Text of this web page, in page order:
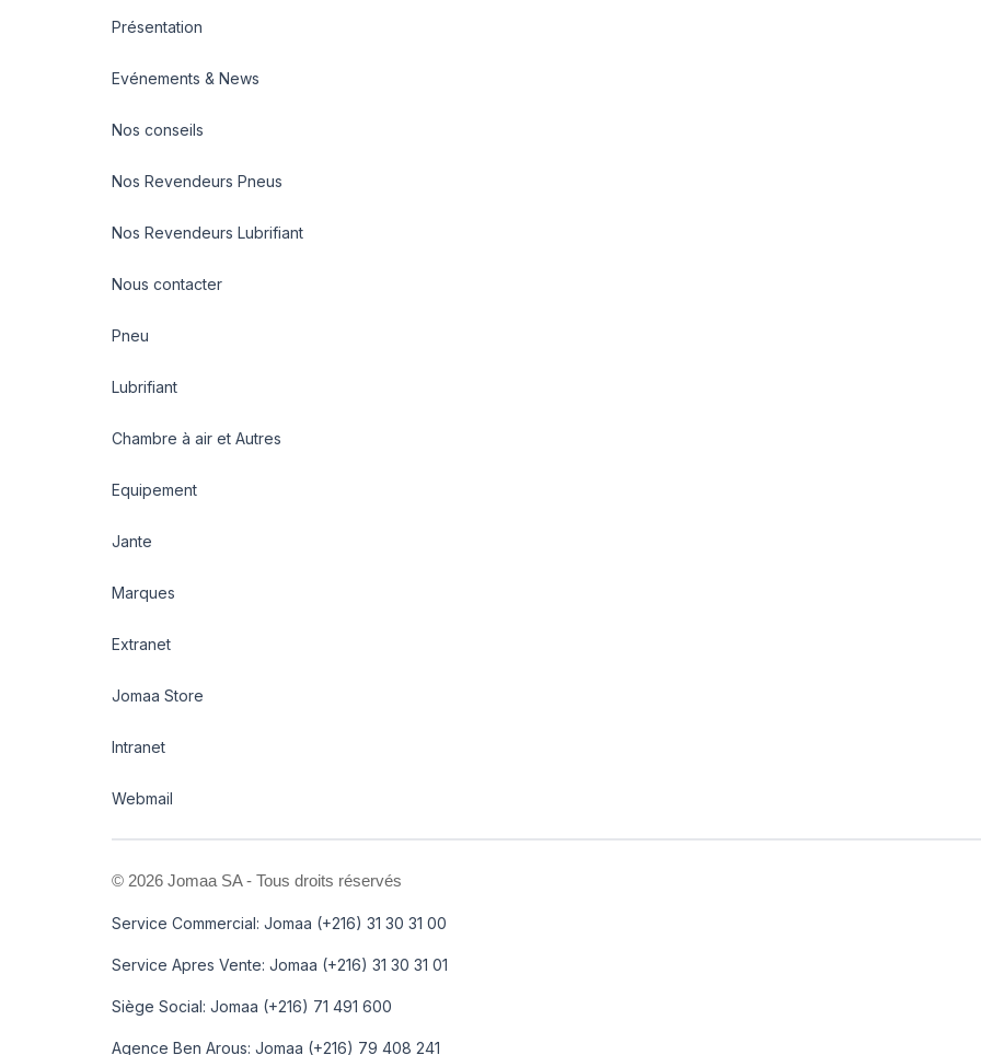
Présentation
Evénements & News
Nos conseils
Nos Revendeurs Pneus
Nos Revendeurs Lubrifiant
Nous contacter
Pneu
Lubrifiant
Chambre à air et Autres
Equipement
Jante
Marques
Extranet
Jomaa Store
Intranet
Webmail
© 2026 Jomaa SA - Tous droits réservés
Service Commercial: Jomaa (+216) 31 30 31 00
Service Apres Vente: Jomaa (+216) 31 30 31 01
Siège Social: Jomaa (+216) 71 491 600
Agence Ben Arous: Jomaa (+216) 79 408 241